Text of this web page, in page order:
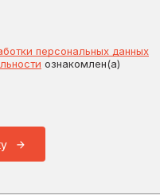
персональных данных
ознакомлен(а)